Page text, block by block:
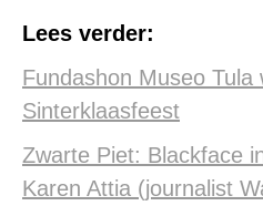
Lees verder:
Fundashon Museo Tula
Sinterklaasfeest
Zwarte Piet: Blackface
Karen Attia (journalist